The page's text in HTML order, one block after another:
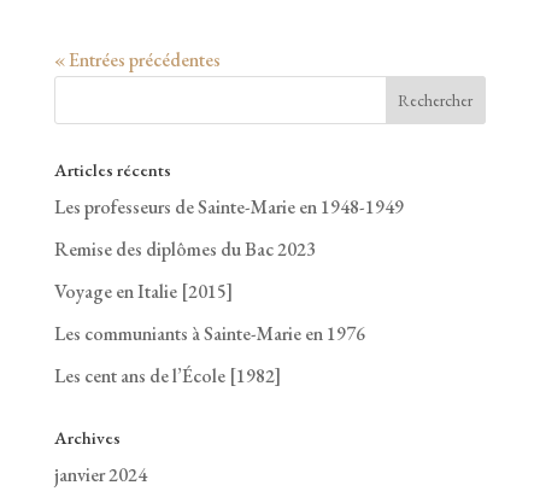
« Entrées précédentes
Articles récents
Les professeurs de Sainte-Marie en 1948-1949
Remise des diplômes du Bac 2023
Voyage en Italie [2015]
Les communiants à Sainte-Marie en 1976
Les cent ans de l’École [1982]
Archives
janvier 2024